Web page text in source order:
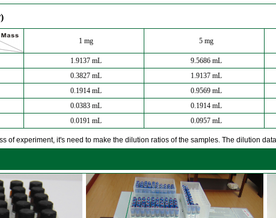
1 mg 5 mg
1.9137 mL 9.5686 mL
0.3827 mL 1.9137 mL
0.1914 mL 0.9569 mL
0.0383 mL 0.1914 mL
0.0191 mL 0.0957 mL
of experiment, it's need to make the dilution ratios of the samples. The dilution